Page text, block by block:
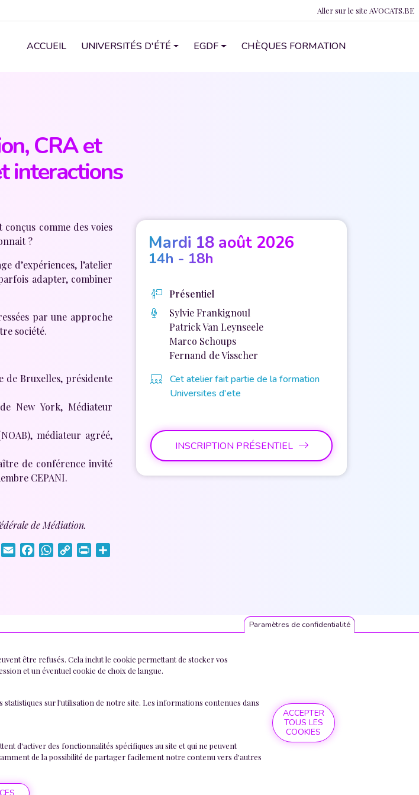
Lien vers
Aller sur le site AVOCATS.BE
Navigation principale
ACCUEIL UNIVERSITÉS D'ÉTÉ EGDF CHÈQUES FORMATION
CRA et
interactions
comme des voies
?
d’expériences, l’atelier
adapter, combiner
par une approche
société.
de Bruxelles, présidente
New York, Médiateur
médiateur agréé,
de conférence invité
CEPANI.
de Médiation.
Bluesky
Email FacebookWhatsApp
Copy
Print
Mardi 18 août 2026
14h - 18h
Présentiel
Sylvie Frankignoul
Patrick Van Leynseele
Marco Schoups
Fernand de Visscher
Cet atelier fait partie de la formation
Universites d'ete
INSCRIPTION PRÉSENTIEL
Copyright © 2024 AVOCATS.BE
Paramètres de confidentialité
être refusés. Cela inclut le cookie permettant de stocker vos
et un éventuel cookie de choix de langue.
statistiques sur l'utilisation de notre site. Les informations contenues dans
d'activer des fonctionnalités spécifiques au site et qui ne peuvent
de la possibilité de partager facilement notre contenu vers d'autres
ACCEPTER
TOUS LES
COOKIES